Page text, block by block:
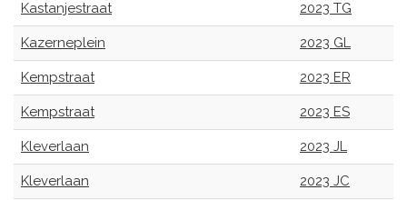
Kastanjestraat 2023 TG
Kazerneplein 2023 GL
Kempstraat 2023 ER
Kempstraat 2023 ES
Kleverlaan 2023 JL
Kleverlaan 2023 JC